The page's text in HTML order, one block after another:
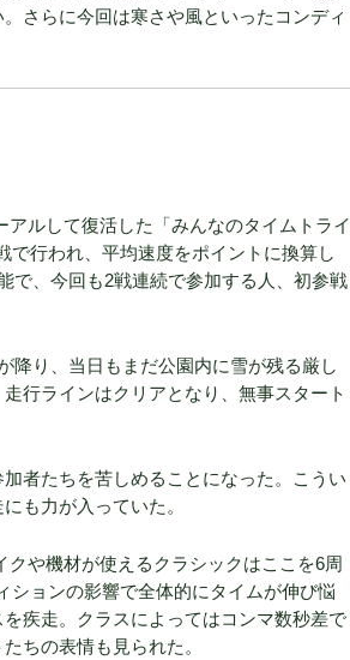
さらに今回は寒さや風といったコンディ
ルして復活した「みんなのタイムトライ
で行われ、平均速度をポイントに換算し
で、今回も2戦連続で参加する人、初参戦
降り、当日もまだ公園内に雪が残る厳し
行ラインはクリアとなり、無事スタート
者たちを苦しめることになった。こうい
も力が入っていた。
や機材が使えるクラシックはここを6周
ションの影響で全体的にタイムが伸び悩
疾走。クラスによってはコンマ数秒差で
ちの表情も見られた。